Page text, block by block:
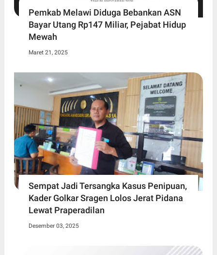
Pemkab Melawi Diduga Bebankan ASN
Bayar Utang Rp147 Miliar, Pejabat Hidup
Mewah
Maret 21, 2025
Sempat Jadi Tersangka Kasus Penipuan,
Kader Golkar Sragen Lolos Jerat Pidana
Lewat Praperadilan
Desember 03, 2025